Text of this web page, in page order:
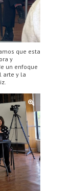
que esta
y
un enfoque
arte y la